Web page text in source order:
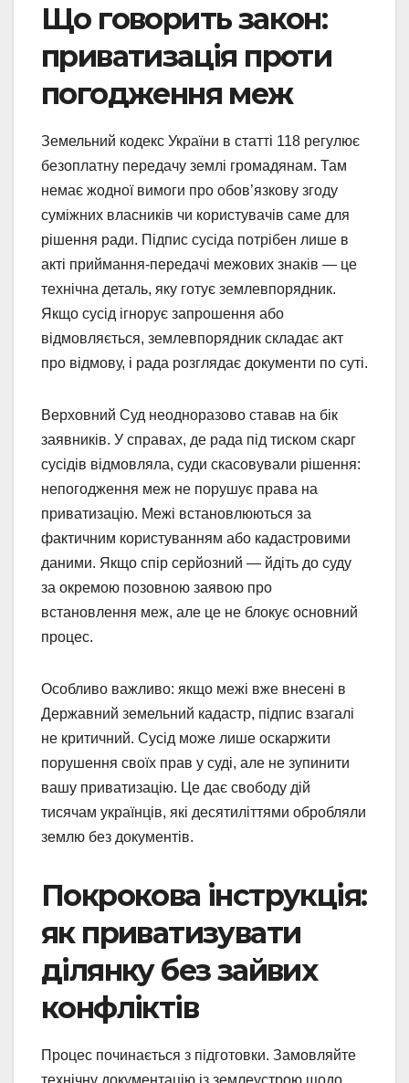
Що говорить закон:
приватизація проти
погодження меж
Земельний кодекс України в статті 118 регулює
безоплатну передачу землі громадянам. Там
немає жодної вимоги про обов’язкову згоду
суміжних власників чи користувачів саме для
рішення ради. Підпис сусіда потрібен лише в
акті приймання-передачі межових знаків — це
технічна деталь, яку готує землевпорядник.
Якщо сусід ігнорує запрошення або
відмовляється, землевпорядник складає акт
про відмову, і рада розглядає документи по суті.
Верховний Суд неодноразово ставав на бік
заявників. У справах, де рада під тиском скарг
сусідів відмовляла, суди скасовували рішення:
непогодження меж не порушує права на
приватизацію. Межі встановлюються за
фактичним користуванням або кадастровими
даними. Якщо спір серйозний — йдіть до суду
за окремою позовною заявою про
встановлення меж, але це не блокує основний
процес.
Особливо важливо: якщо межі вже внесені в
Державний земельний кадастр, підпис взагалі
не критичний. Сусід може лише оскаржити
порушення своїх прав у суді, але не зупинити
вашу приватизацію. Це дає свободу дій
тисячам українців, які десятиліттями обробляли
землю без документів.
Покрокова інструкція:
як приватизувати
ділянку без зайвих
конфліктів
Процес починається з підготовки. Замовляйте
технічну документацію із землеустрою щодо